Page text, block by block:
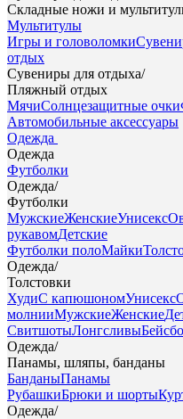
Складные ножи и
Мультитулы
Игры и головоломки
отдых
Сувениры для отдыха/
Пляжный отдых
МячиСолнцезащитные очки
Автомобильные аксессуары
Одежда
Одежда
Футболки
Одежда/
Футболки
МужскиеЖенскиеУнисекс
рукавомДетские
Футболки полоМайки
Одежда/
Толстовки
ХудиС капюшономУнисекс
молнииМужскиеЖенские
СвитшотыЛонгсливы
Одежда/
Панамы, шляпы, банданы
БанданыПанамы
РубашкиБрюки и шорты
Одежда/